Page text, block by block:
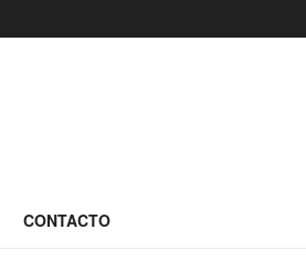
CONTACTO